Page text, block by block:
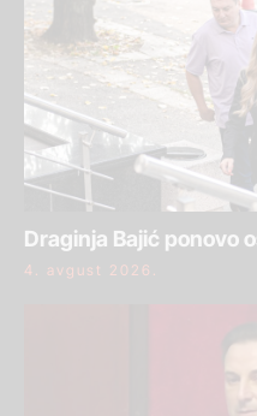
Draginja Bajić ponovo
4. avgust 2026.